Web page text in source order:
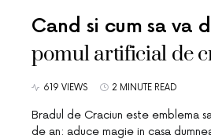
Cand si cum sa va
pomul artificial de
619 VIEWS 2 MINUTE READ
Bradul de Craciun este emblema
de an: aduce magie in casa